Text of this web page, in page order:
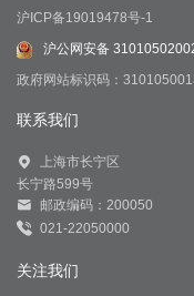
沪ICP备19019478号-1
沪公网安备
政府网站标识码：
联系我们
上海市长宁区
长宁路599号
邮政编码：200050
021-22050000
关注我们